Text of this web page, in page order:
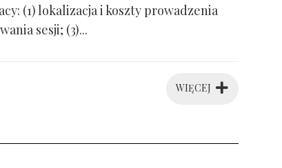
(1) lokalizacja i koszty prowadzenia
sesji; (3)...
WIĘCEJ